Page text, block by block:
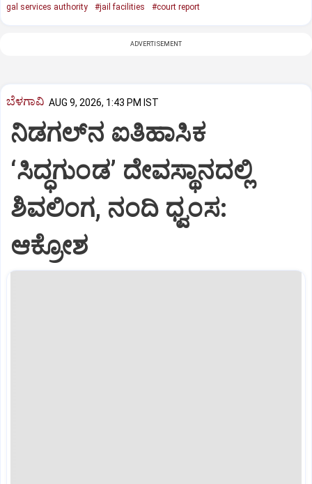
gal services authority
#jail facilities #court report
ADVERTISEMENT
ಬೆಳಗಾವಿ AUG 9, 2026, 1:43 PM IST
ನಿಡಗಲ್‌ನ ಐತಿಹಾಸಿಕ
‘ಸಿದ್ಧಗುಂಡ’ ದೇವಸ್ಥಾನದಲ್ಲಿ
ಶಿವಲಿಂಗ, ನಂದಿ ಧ್ವಂಸ:
ಆಕ್ರೋಶ